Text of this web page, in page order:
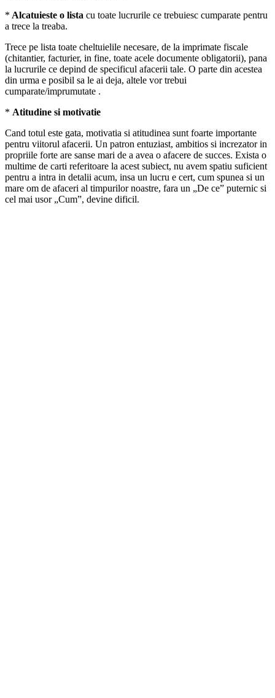
* Alcatuieste o lista cu toate lucrurile ce trebuiesc cumparate pentru
a trece la treaba.
Trece pe lista toate cheltuielile necesare, de la imprimate fiscale
(chitantier, facturier, in fine, toate acele documente obligatorii), pana
la lucrurile ce depind de specificul afacerii tale. O parte din acestea
din urma e posibil sa le ai deja, altele vor trebui
cumparate/imprumutate .
* Atitudine si motivatie
Cand totul este gata, motivatia si atitudinea sunt foarte importante
pentru viitorul afacerii. Un patron entuziast, ambitios si increzator in
propriile forte are sanse mari de a avea o afacere de succes. Exista o
multime de carti referitoare la acest subiect, nu avem spatiu suficient
pentru a intra in detalii acum, insa un lucru e cert, cum spunea si un
mare om de afaceri al timpurilor noastre, fara un „De ce” puternic si
cel mai usor „Cum”, devine dificil.